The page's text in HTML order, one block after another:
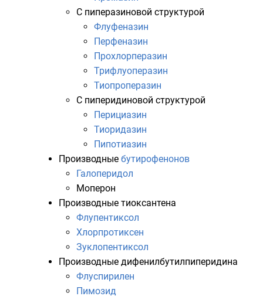
С пиперазиновой структурой
Флуфеназин
Перфеназин
Прохлорперазин
Трифлуоперазин
Тиопроперазин
С пиперидиновой структурой
Перициазин
Тиоридазин
Пипотиазин
Производные бутирофенонов
Галоперидол
Моперон
Производные тиоксантена
Флупентиксол
Хлорпротиксен
Зуклопентиксол
Производные дифенилбутилпиперидина
Флуспирилен
Пимозид